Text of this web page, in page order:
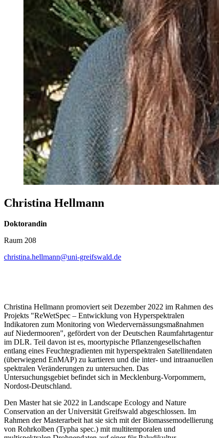
Christina Hellmann
Doktorandin
Raum 208
christina.hellmann@uni-greifswald.de
Christina Hellmann promoviert seit Dezember 2022 im Rahmen des
Projekts "ReWetSpec – Entwicklung von Hyperspektralen
Indikatoren zum Monitoring von Wiedervernässungsmaßnahmen
auf Niedermooren", gefördert von der Deutschen Raumfahrtagentur
im DLR. Teil davon ist es, moortypische Pflanzengesellschaften
entlang eines Feuchtegradienten mit hyperspektralen Satellitendaten
(überwiegend EnMAP) zu kartieren und die inter- und intraanuellen
spektralen Veränderungen zu untersuchen. Das
Untersuchungsgebiet befindet sich in Mecklenburg-Vorpommern,
Nordost-Deutschland.
Den Master hat sie 2022 in Landscape Ecology and Nature
Conservation an der Universität Greifswald abgeschlossen. Im
Rahmen der Masterarbeit hat sie sich mit der Biomassemodellierung
von Rohrkolben (Typha spec.) mit multitemporalen und